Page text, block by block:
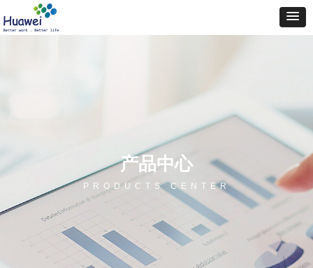
产品中心
PRODUCTS CENTER